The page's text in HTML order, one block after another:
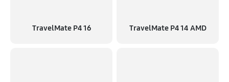
TravelMate P4 16 TravelMate P4 14 AMD